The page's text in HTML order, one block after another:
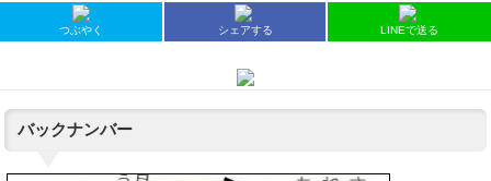
つぶやく シェアする LINEで送る
バックナンバー